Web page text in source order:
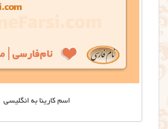
اسم کارینا به انگلیسی